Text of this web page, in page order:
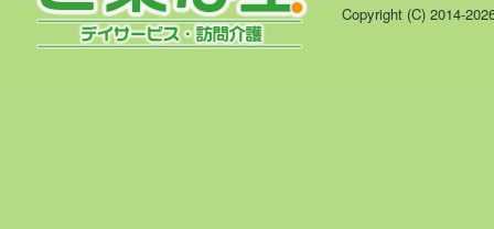
Copyright (C) 2014-